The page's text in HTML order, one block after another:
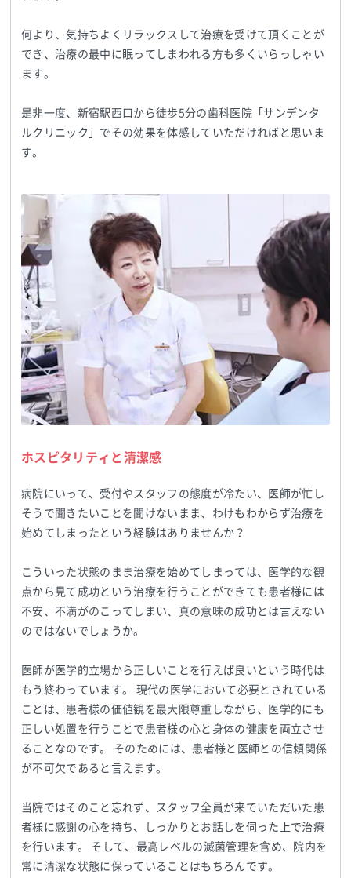
何より、気持ちよくリラックスして治療を受けて頂くことが
でき、治療の最中に眠ってしまわれる方も多くいらっしゃい
ます。
是非一度、新宿駅西口から徒歩5分の歯科医院「サンデンタ
ルクリニック」でその効果を体感していただければと思いま
す。
ホスピタリティと清潔感
病院にいって、受付やスタッフの態度が冷たい、医師が忙し
そうで聞きたいことを聞けないまま、わけもわからず治療を
始めてしまったという経験はありませんか？
こういった状態のまま治療を始めてしまっては、医学的な観
点から見て成功という治療を行うことができても患者様には
不安、不満がのこってしまい、真の意味の成功とは言えない
のではないでしょうか。
医師が医学的立場から正しいことを行えば良いという時代は
もう終わっています。 現代の医学において必要とされている
ことは、患者様の価値観を最大限尊重しながら、医学的にも
正しい処置を行うことで患者様の心と身体の健康を両立させ
ることなのです。 そのためには、患者様と医師との信頼関係
が不可欠であると言えます。
当院ではそのこと忘れず、スタッフ全員が来ていただいた患
者様に感謝の心を持ち、しっかりとお話しを伺った上で治療
を行います。 そして、最高レベルの滅菌管理を含め、院内を
常に清潔な状態に保っていることはもちろんです。